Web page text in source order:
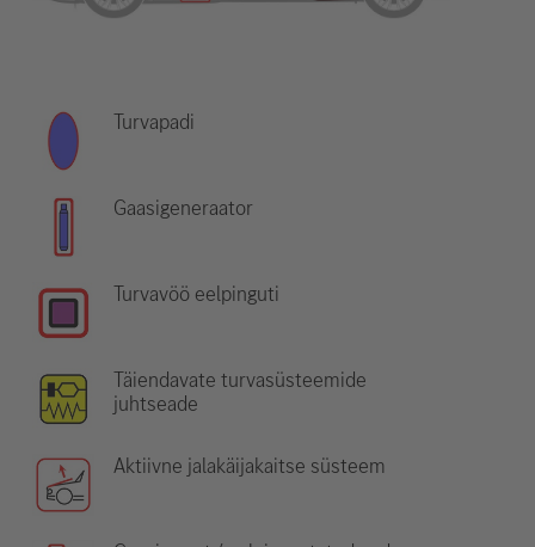
Turvapadi
Gaasigeneraator
Turvavöö eelpinguti
Täiendavate turvasüsteemide
juhtseade
Aktiivne jalakäijakaitse süsteem